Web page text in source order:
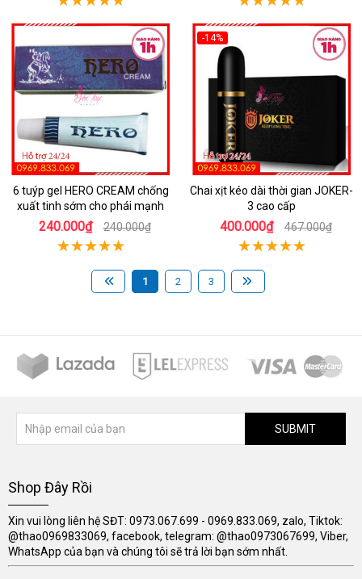
6 tuýp gel HERO CREAM chống
xuất tinh sớm cho phái mạnh
240.000₫ 240.000₫
-14%
Chai xịt kéo dài thời gian JOKER-
3 cao cấp
400.000₫ 467.000₫
1 2 3
SUBMIT
Shop Đây Rồi
Xin vui lòng liên hệ SĐT: 0973.067.699 - 0969.833.069, zalo, Tiktok:
@thao0969833069, facebook, telegram: @thao0973067699, Viber,
WhatsApp của bạn và chúng tôi sẽ trả lời bạn sớm nhất.